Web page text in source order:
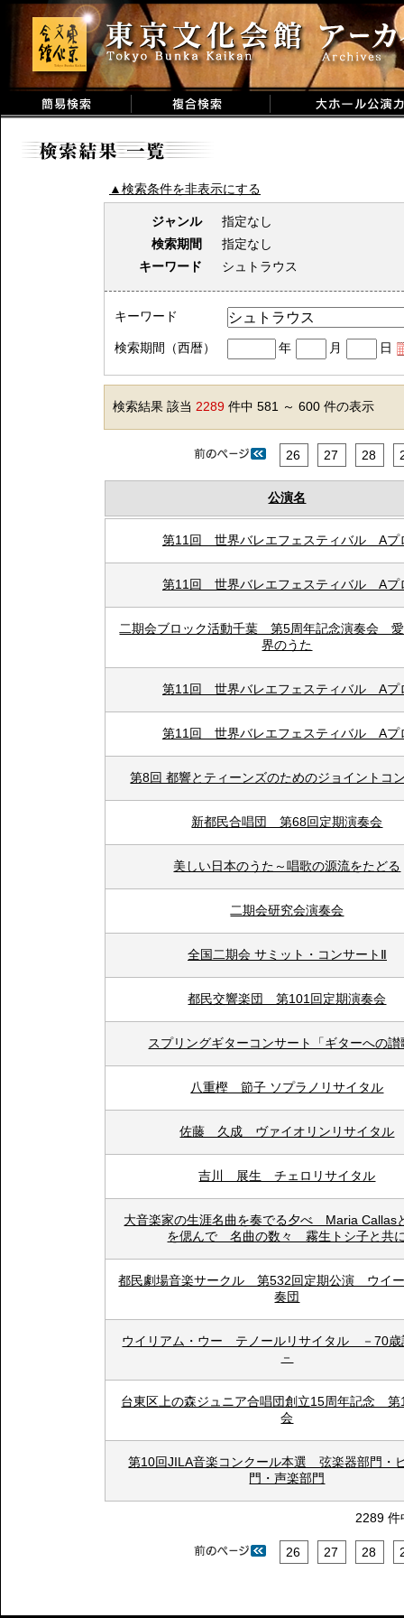
▲検索条件を非表示にする
ジャンル
指定なし
検索期間
指定なし
キーワード
シュトラウス
キーワード
検索期間（西暦） 年 月 日
検索結果 該当 2289 件中 581 ～ 600 件の表示
26 27 28
公演名
第11回 世界バレエフェスティバル Aプ
第11回 世界バレエフェスティバル Aプ
二期会ブロック活動千葉 第5周年記念演奏会
界のうた
第11回 世界バレエフェスティバル Aプ
第11回 世界バレエフェスティバル Aプ
第8回 都響とティーンズのためのジョイントコ
新都民合唱団 第68回定期演奏会
美しい日本のうた～唱歌の源流をたどる
二期会研究会演奏会
全国二期会 サミット・コンサートⅡ
都民交響楽団 第101回定期演奏会
スプリングギターコンサート「ギターへの讃
八重樫 節子 ソプラノリサイタル
佐藤 久成 ヴァイオリンリサイタル
吉川 展生 チェロリサイタル
大音楽家の生涯名曲を奏でる夕べ Maria Callas
を偲んで 名曲の数々 霧生トシ子と共
都民劇場音楽サークル 第532回定期公演 ウイ
奏団
ウイリアム・ウー テノールリサイタル －70歳
－
台東区上の森ジュニア合唱団創立15周年記念 第
会
第10回JILA音楽コンクール本選 弦楽器部門・
門・声楽部門
2289
26 27 28